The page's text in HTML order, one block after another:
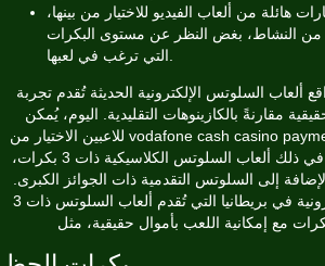
هائلة من ألعاب الفيديو للاختيار من بينها،
النشاط، بغض النظر عن مستوى البكرات
ألعاب السلوتس الإلكترونية الحديثة تُقدم تجربة
مقارنةً بالكازينوهات التقليدية. اليوم، يُمكن
vodafone cash casino
مجموعة متنوعة من الخيارات، بما في ذلك ألعاب السلوتس الكلاسيكية ذات 3 بكرات،
ذات 5 بكرات، بالإضافة إلى السلوتس التقدمية ذات الجوائز الكبرى.
يوجد العديد من الكازينوهات الإلكترونية في بريطانيا التي تُقدم ألعاب السلوتس ذات 3